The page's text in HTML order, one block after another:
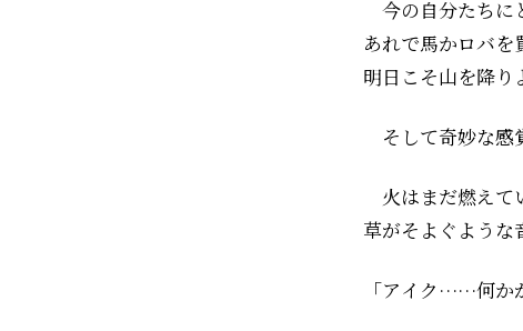
今の自分たちに
あれで馬かロバを
明日こそ山を降り
そして――奇妙な
火はまだ燃えて
草がそよぐような
「アイク……何か